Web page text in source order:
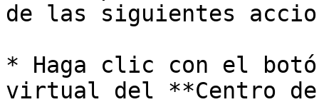
de las siguientes
* Haga clic con el
virtual del **Centro